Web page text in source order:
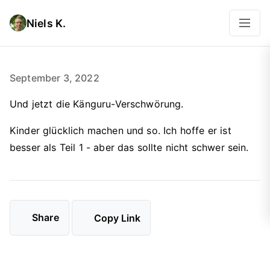
Niels K.
September 3, 2022
Und jetzt die Känguru-Verschwörung.
Kinder glücklich machen und so. Ich hoffe er ist
besser als Teil 1 - aber das sollte nicht schwer sein.
Share Copy Link